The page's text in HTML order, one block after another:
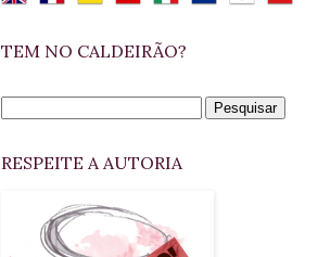
TEM NO CALDEIRÃO?
RESPEITE A AUTORIA